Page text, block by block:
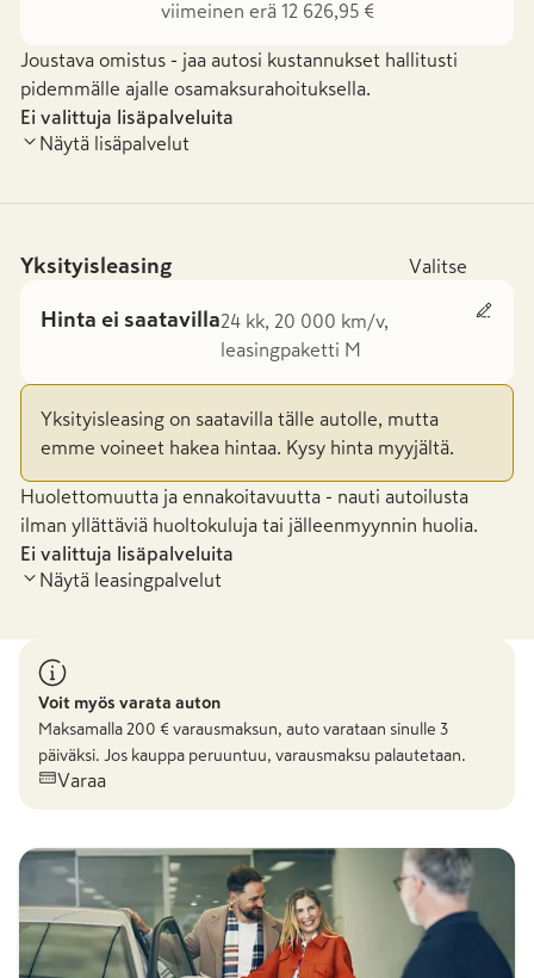
viimeinen erä 12 626,95 €
Joustava omistus - jaa autosi kustannukset hallitusti
pidemmälle ajalle osamaksurahoituksella.
Ei valittuja lisäpalveluita
Näytä lisäpalvelut
Yksityisleasing Valitse
Hinta ei saatavilla24 kk, 20 000 km/v,
leasingpaketti M
Yksityisleasing on saatavilla tälle autolle, mutta
emme voineet hakea hintaa. Kysy hinta myyjältä.
Huolettomuutta ja ennakoitavuutta - nauti autoilusta
ilman yllättäviä huoltokuluja tai jälleenmyynnin huolia.
Ei valittuja lisäpalveluita
Näytä leasingpalvelut
Voit myös varata auton
Maksamalla 200 € varausmaksun, auto varataan sinulle 3
päiväksi. Jos kauppa peruuntuu, varausmaksu palautetaan.
Varaa